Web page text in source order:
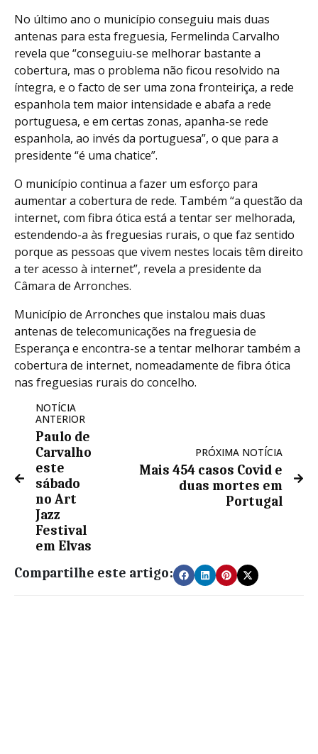
No último ano o município conseguiu mais duas
antenas para esta freguesia, Fermelinda Carvalho
revela que “conseguiu-se melhorar bastante a
cobertura, mas o problema não ficou resolvido na
íntegra, e o facto de ser uma zona fronteiriça, a rede
espanhola tem maior intensidade e abafa a rede
portuguesa, e em certas zonas, apanha-se rede
espanhola, ao invés da portuguesa”, o que para a
presidente “é uma chatice”.
O município continua a fazer um esforço para
aumentar a cobertura de rede. Também “a questão da
internet, com fibra ótica está a tentar ser melhorada,
estendendo-a às freguesias rurais, o que faz sentido
porque as pessoas que vivem nestes locais têm direito
a ter acesso à internet”, revela a presidente da
Câmara de Arronches.
Município de Arronches que instalou mais duas
antenas de telecomunicações na freguesia de
Esperança e encontra-se a tentar melhorar também a
cobertura de internet, nomeadamente de fibra ótica
nas freguesias rurais do concelho.
NOTÍCIA
ANTERIOR
Paulo de
Carvalho
este
sábado
no Art
Jazz
Festival
em Elvas
PRÓXIMA NOTÍCIA
Mais 454 casos Covid e
duas mortes em
Portugal
Compartilhe este artigo: